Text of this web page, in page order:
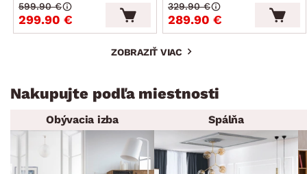
299.90 €
599.90 €
289.90 €
329.90 €
ZOBRAZIŤ VIAC
Nakupujte podľa miestnosti
Obývacia izba Spálňa